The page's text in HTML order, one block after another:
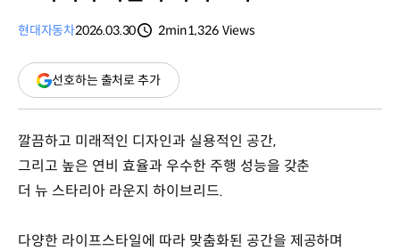
현대자동차2026.03.30
2min1,326 Views
선호하는 출처로 추가(새
창
깔끔하고 미래적인 디자인과 실용적인 공간,
그리고 높은 연비 효율과 우수한 주행 성능을 갖춘
더 뉴 스타리아 라운지 하이브리드.
다양한 라이프스타일에 따라 맞춤화된 공간을 제공하며